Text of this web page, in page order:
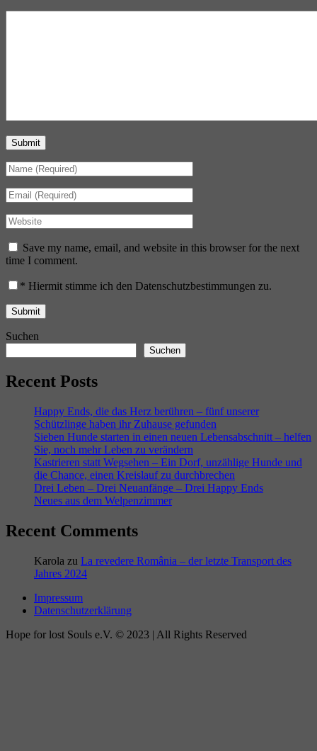
Submit
Save my name, email, and website in this browser for the next
time I comment.
* Hiermit stimme ich den Datenschutzbestimmungen zu.
Suchen
Suchen
Recent Posts
Happy Ends, die das Herz berühren – fünf unserer
Schützlinge haben ihr Zuhause gefunden
Sieben Hunde starten in einen neuen Lebensabschnitt – helfen
Sie, noch mehr Leben zu verändern
Kastrieren statt Wegsehen – Ein Dorf, unzählige Hunde und
die Chance, einen Kreislauf zu durchbrechen
Drei Leben – Drei Neuanfänge – Drei Happy Ends
Neues aus dem Welpenzimmer
Recent Comments
Karola zu La revedere România – der letzte Transport des
Jahres 2024
Impressum
Datenschutzerklärung
Hope for lost Souls e.V. © 2023 | All Rights Reserved